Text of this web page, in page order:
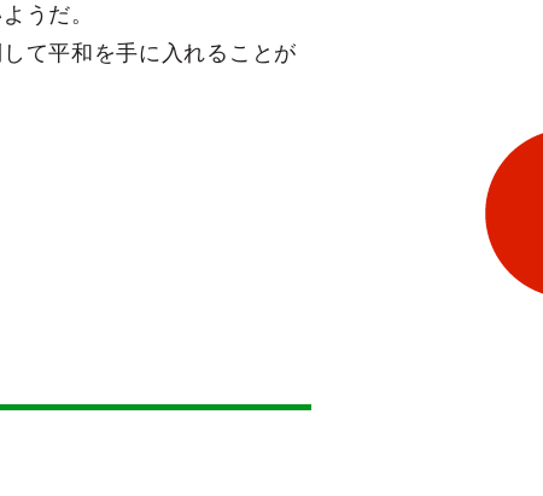
うだ。
て平和を手に入れることが